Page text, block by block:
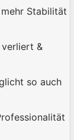
Stabilität
verliert &
so auch